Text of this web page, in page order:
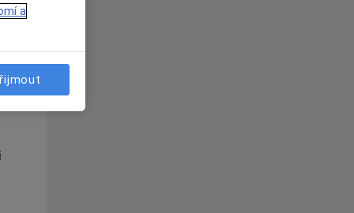
a